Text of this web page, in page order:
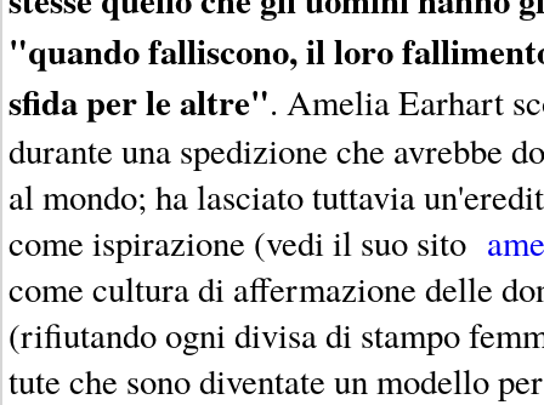
"quando falliscono, il loro
sfida per le altre". Amelia Earhart
durante una spedizione che avrebbe
al mondo; ha lasciato tuttavia
come ispirazione (vedi il suo sito
come cultura di affermazione delle
(rifiutando ogni divisa di stampo
tute che sono diventate un modello